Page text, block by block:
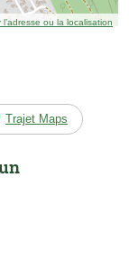
l’adresse ou la localisation
Trajet Maps